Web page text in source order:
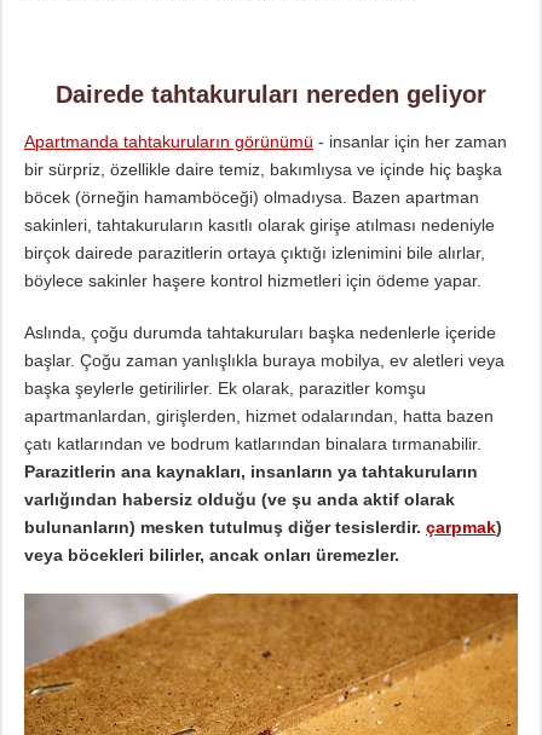
Dairede tahtakuruları nereden geliyor
Apartmanda tahtakuruların görünümü - insanlar için her zaman
bir sürpriz, özellikle daire temiz, bakımlıysa ve içinde hiç başka
böcek (örneğin hamamböceği) olmadıysa. Bazen apartman
sakinleri, tahtakuruların kasıtlı olarak girişe atılması nedeniyle
birçok dairede parazitlerin ortaya çıktığı izlenimini bile alırlar,
böylece sakinler haşere kontrol hizmetleri için ödeme yapar.
Aslında, çoğu durumda tahtakuruları başka nedenlerle içeride
başlar. Çoğu zaman yanlışlıkla buraya mobilya, ev aletleri veya
başka şeylerle getirilirler. Ek olarak, parazitler komşu
apartmanlardan, girişlerden, hizmet odalarından, hatta bazen
çatı katlarından ve bodrum katlarından binalara tırmanabilir.
Parazitlerin ana kaynakları, insanların ya tahtakuruların
varlığından habersiz olduğu (ve şu anda aktif olarak
bulunanların) mesken tutulmuş diğer tesislerdir. çarpmak)
veya böcekleri bilirler, ancak onları üremezler.